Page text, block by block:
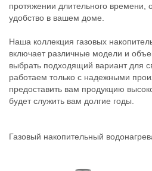
протяжении длительного времени,
удобство в вашем доме.
Наша коллекция газовых
включает различные модели и
выбрать подходящий вариант для
работаем только с надежными
предоставить вам продукцию
будет служить вам долгие годы.
Газовый накопительный